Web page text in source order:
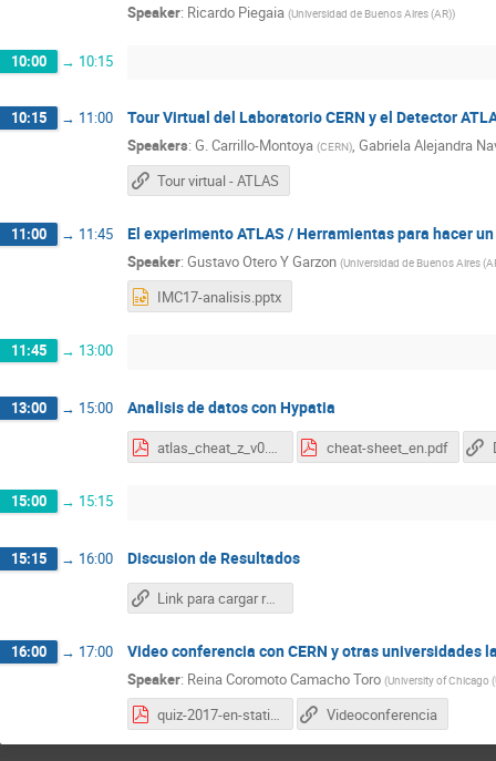
Speaker: Ricardo Piegaia (Universidad de Buenos Aires (AR))
10:00 → 10:15
10:15 → 11:00 Tour Virtual del Laboratorio CERN y el Detector
Speakers: G. Carrillo-Montoya (CERN), Gabriela Alejandra
Tour virtual - ATLAS
11:00 → 11:45 El experimento ATLAS / Herramientas para hacer
Speaker: Gustavo Otero Y Garzon (Universidad de Buenos Aires
IMC17-analisis.pptx
11:45 → 13:00
13:00 → 15:00 Analisis de datos con Hypatia
atlas_cheat_z_v0.pdf cheat-sheet_en.pdf
15:00 → 15:15
15:15 → 16:00 Discusion de Resultados
Link para cargar resultados
16:00 → 17:00 Video conferencia con CERN y otras universidades
Speaker: Reina Coromoto Camacho Toro (University of Chicago
quiz-2017-en-static.pdf Videoconferencia